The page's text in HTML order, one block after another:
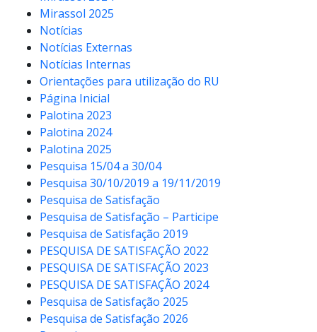
Mirassol 2025
Notícias
Notícias Externas
Notícias Internas
Orientações para utilização do RU
Página Inicial
Palotina 2023
Palotina 2024
Palotina 2025
Pesquisa 15/04 a 30/04
Pesquisa 30/10/2019 a 19/11/2019
Pesquisa de Satisfação
Pesquisa de Satisfação – Participe
Pesquisa de Satisfação 2019
PESQUISA DE SATISFAÇÃO 2022
PESQUISA DE SATISFAÇÃO 2023
PESQUISA DE SATISFAÇÃO 2024
Pesquisa de Satisfação 2025
Pesquisa de Satisfação 2026